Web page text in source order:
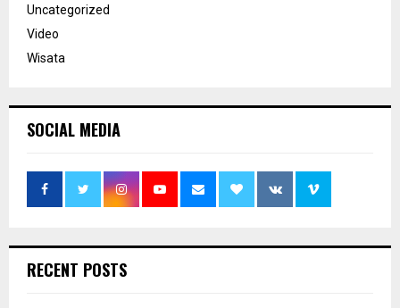
Uncategorized
Video
Wisata
SOCIAL MEDIA
RECENT POSTS